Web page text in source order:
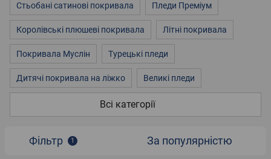
Стьобані сатинові покривала Пледи Преміум
Королівські плюшеві покривала Літні покривала
Покривала Муслін Турецькі пледи
Дитячі покривала на ліжко Великі пледи
Покривала на двоспальне ліжко
Всі категорії
Фільтр 1 За популярністю